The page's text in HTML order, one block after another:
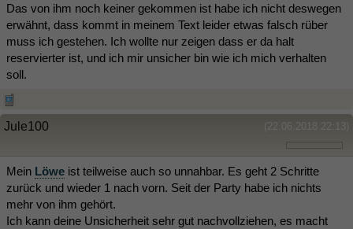
Das von ihm noch keiner gekommen ist habe ich nicht deswegen
erwähnt, dass kommt in meinem Text leider etwas falsch rüber
muss ich gestehen. Ich wollte nur zeigen dass er da halt
reservierter ist, und ich mir unsicher bin wie ich mich verhalten
soll.
(22.06.2018 22:13)
Jule100
Mein Löwe ist teilweise auch so unnahbar. Es geht 2 Schritte
zurück und wieder 1 nach vorn. Seit der Party habe ich nichts
mehr von ihm gehört.
Ich kann deine Unsicherheit sehr gut nachvollziehen, es macht